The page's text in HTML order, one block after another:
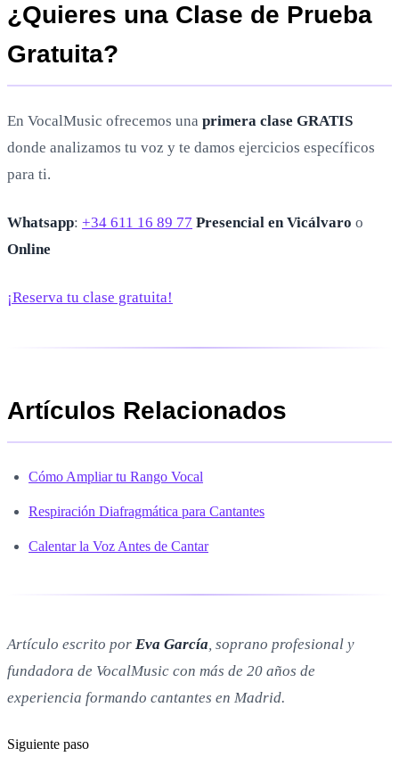
¿Quieres una Clase de Prueba
Gratuita?
En VocalMusic ofrecemos una primera clase GRATIS
donde analizamos tu voz y te damos ejercicios específicos
para ti.
Whatsapp: +34 611 16 89 77 Presencial en Vicálvaro o
Online
¡Reserva tu clase gratuita!
Artículos Relacionados
Cómo Ampliar tu Rango Vocal
Respiración Diafragmática para Cantantes
Calentar la Voz Antes de Cantar
Artículo escrito por Eva García, soprano profesional y
fundadora de VocalMusic con más de 20 años de
experiencia formando cantantes en Madrid.
Siguiente paso